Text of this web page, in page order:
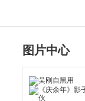
图片中心